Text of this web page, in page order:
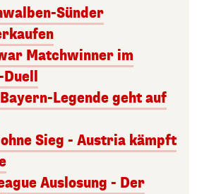
Sünder
Matchwinner im
Legende geht auf
Sieg - Austria kämpft
Auslosung - Der